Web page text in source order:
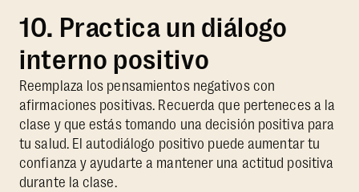
10. Practica un diálogo
interno positivo
Reemplaza los pensamientos negativos con
afirmaciones positivas. Recuerda que perteneces a la
clase y que estás tomando una decisión positiva para
tu salud. El autodiálogo positivo puede aumentar tu
confianza y ayudarte a mantener una actitud positiva
durante la clase.